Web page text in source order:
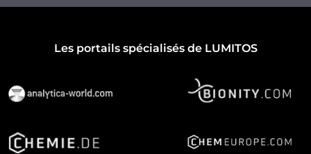
Les portails spécialisés de LUMITOS